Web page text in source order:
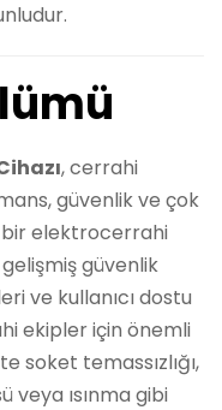
, cerrahi
güvenlik ve çok
elektrocerrahi
güvenlik
ve kullanıcı dostu
ekipler için önemli
soket temassızlığı,
veya ısınma gibi